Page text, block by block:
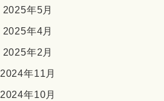
2025年5月
2025年4月
2025年2月
2024年11月
2024年10月